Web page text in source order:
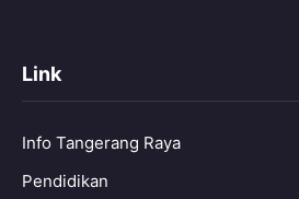
Link
Info Tangerang Raya
Pendidikan